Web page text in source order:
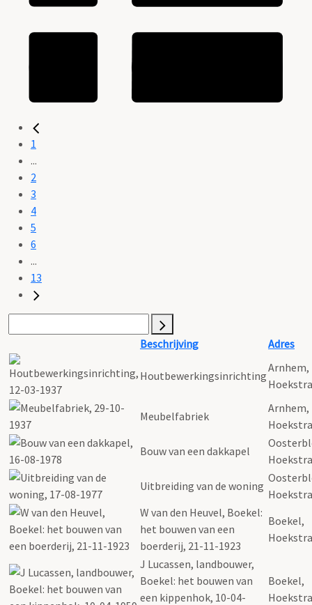
1
...
2
3
4
5
6
...
13
Beschrijving Adres
Houtbewerkingsinrichting
Arnhem,
Meubelfabriek
Arnhem,
Bouw van een dakkapel
Uitbreiding van de woning
W van den Heuvel, Boekel:
het bouwen van een
boerderij, 21-11-1923
Boekel,
J Lucassen, landbouwer,
Boekel: het bouwen van
een kippenhok, 10-04-
Boekel,